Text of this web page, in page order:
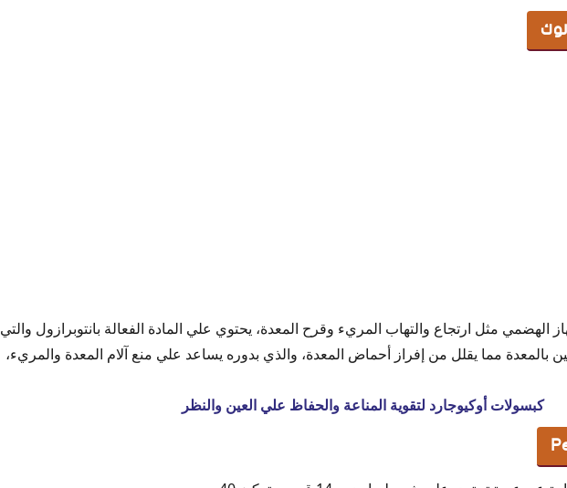
الهضمي مثل ارتجاع والتهاب المريء وقرح المعدة، يحتوي علي المادة الفعالة بانتوبرازول والتي
بالمعدة مما يقلل من إفراز أحماض المعدة، والذي بدوره يساعد علي منع آلام المعدة والمريء،
كبسولات أوكيوجارد لتقوية المناعة والحفاظ علي العين والنظر